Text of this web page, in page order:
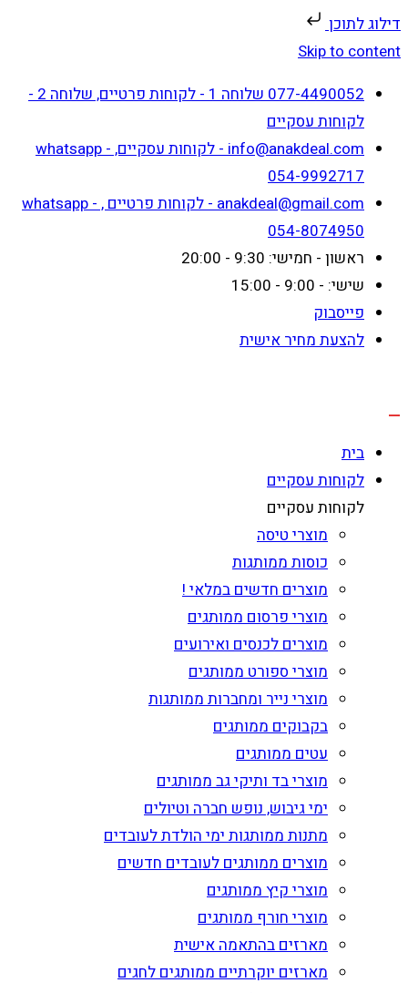
דילוג לתוכן
Skip to content
077-4490052 שלוחה 1 - לקוחות פרטיים, שלוחה 2 -
לקוחות עסקיים
info@anakdeal.com - לקוחות עסקיים, whatsapp -
054-9992717
anakdeal@gmail.com - לקוחות פרטיים , whatsapp -
054-8074950
ראשון - חמישי: 9:30 - 20:00
שישי: - 9:00 - 15:00
פייסבוק
להצעת מחיר אישית
בית
לקוחות עסקיים
לקוחות עסקיים
מוצרי טיסה
כוסות ממותגות
מוצרים חדשים במלאי !
מוצרי פרסום ממותגים
מוצרים לכנסים ואירועים
מוצרי ספורט ממותגים
מוצרי נייר ומחברות ממותגות
בקבוקים ממותגים
עטים ממותגים
מוצרי בד ותיקי גב ממותגים
ימי גיבוש, נופש חברה וטיולים
מתנות ממותגות ימי הולדת לעובדים
מוצרים ממותגים לעובדים חדשים
מוצרי קיץ ממותגים
מוצרי חורף ממותגים
מארזים בהתאמה אישית
מארזים יוקרתיים ממותגים לחגים